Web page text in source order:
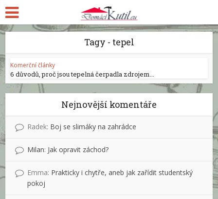
Tagy - tepel
Komerční články
6 důvodů, proč jsou tepelná čerpadla zdrojem...
Nejnovější komentáře
Radek: Boj se slimáky na zahrádce
Milan: Jak opravit záchod?
Emma: Prakticky i chytře, aneb jak zařídit studentský
pokoj